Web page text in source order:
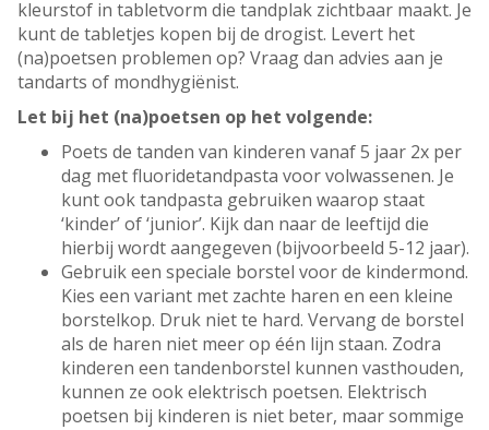
kleurstof in tabletvorm die tandplak zichtbaar maakt. Je
kunt de tabletjes kopen bij de drogist. Levert het
(na)poetsen problemen op? Vraag dan advies aan je
tandarts of mondhygiënist.
Let bij het (na)poetsen op het volgende:
Poets de tanden van kinderen vanaf 5 jaar 2x per
dag met fluoridetandpasta voor volwassenen. Je
kunt ook tandpasta gebruiken waarop staat
‘kinder’ of ‘junior’. Kijk dan naar de leeftijd die
hierbij wordt aangegeven (bijvoorbeeld 5-12 jaar).
Gebruik een speciale borstel voor de kindermond.
Kies een variant met zachte haren en een kleine
borstelkop. Druk niet te hard. Vervang de borstel
als de haren niet meer op één lijn staan. Zodra
kinderen een tandenborstel kunnen vasthouden,
kunnen ze ook elektrisch poetsen. Elektrisch
poetsen bij kinderen is niet beter, maar sommige